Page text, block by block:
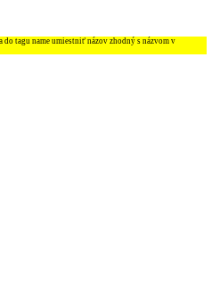
do tagu nameumiestniť názov zhodný s názvom v